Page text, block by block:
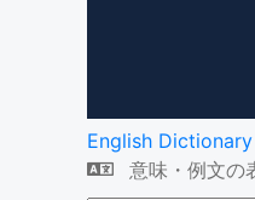
English Dictionary
意味・例文の